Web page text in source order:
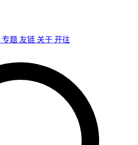
专题 友链 关于 开往